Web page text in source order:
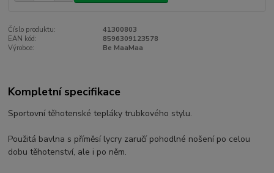
Číslo produktu:
41300803
EAN kód:
8596309123578
Výrobce:
Be MaaMaa
Kompletní specifikace
Sportovní těhotenské tepláky trubkového stylu.
Použitá bavlna s příměsí lycry zaručí pohodlné nošení po celou
dobu těhotenství, ale i po něm.